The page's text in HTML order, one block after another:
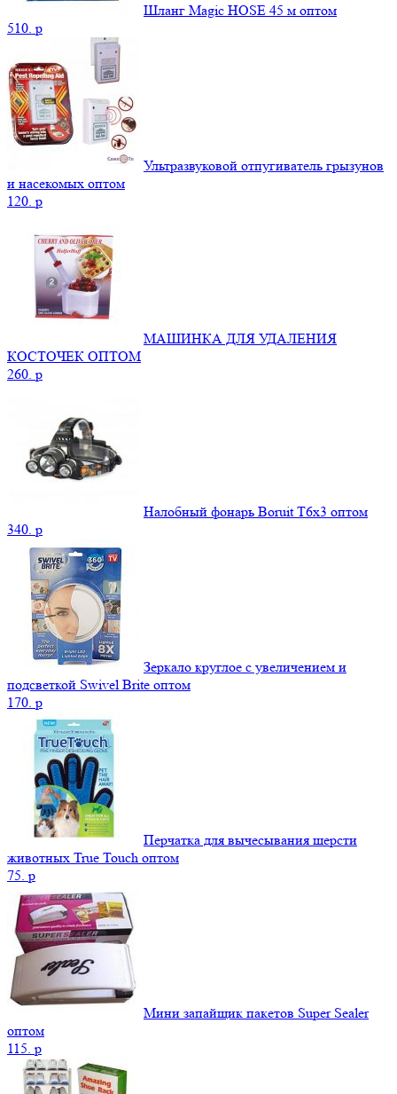
Шланг Magic HOSE 45 м оптом
510. p
Ультразвуковой отпугиватель грызунов
и насекомых оптом
120. p
МАШИНКА ДЛЯ УДАЛЕНИЯ
КОСТОЧЕК ОПТОМ
260. p
Налобный фонарь Boruit T6x3 оптом
340. p
Зеркало круглое с увеличением и
подсветкой Swivel Brite оптом
170. p
Перчатка для вычесывания шерсти
животных True Touch оптом
75. p
Мини запайщик пакетов Super Sealer
оптом
115. p